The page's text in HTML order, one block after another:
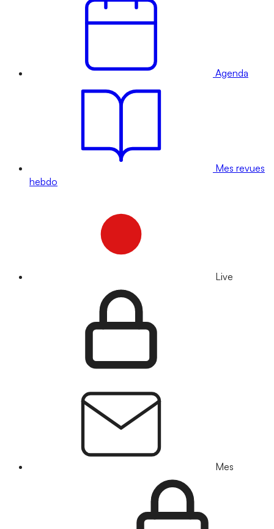
Agenda
Mes revues
hebdo
Live
Mes